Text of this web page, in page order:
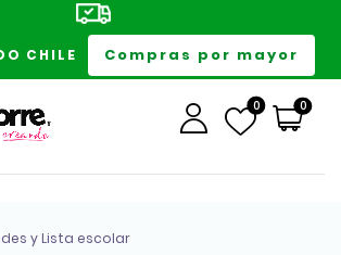
CHILE Compras por mayor
0 0
y Lista escolar